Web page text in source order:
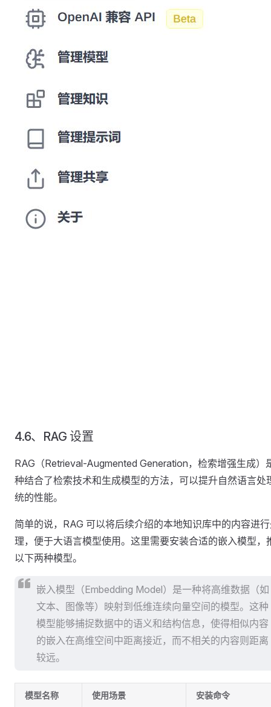
4.6、RAG 设置
RAG（Retrieval-Augmented Generation，检索增强生成）
种结合了检索技术和生成模型的方法，可以提升自然语言处
统的性能。
简单的说，RAG 可以将后续介绍的本地知识库中的内容进
理，便于大语言模型使用。这里需要安装合适的嵌入模型，
以下两种模型。
嵌入模型（Embedding Model）是一种将高维数据（如
文本、图像等）映射到低维连续向量空间的模型。这种
模型能够捕捉数据中的语义和结构信息，使得相似内容
的嵌入在高维空间中距离接近，而不相关的内容则距离
较远。
模型名称 使用场景 安装命令